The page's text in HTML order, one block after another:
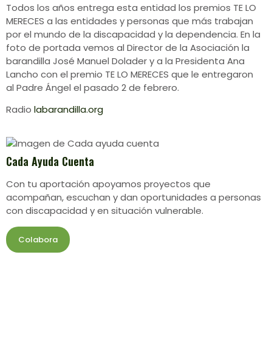
Todos los años entrega esta entidad los premios TE LO
MERECES a las entidades y personas que más trabajan
por el mundo de la discapacidad y la dependencia. En la
foto de portada vemos al Director de la Asociación la
barandilla José Manuel Dolader y a la Presidenta Ana
Lancho con el premio TE LO MERECES que le entregaron
al Padre Ángel el pasado 2 de febrero.
Radio labarandilla.org
Cada Ayuda Cuenta
Con tu aportación apoyamos proyectos que
acompañan, escuchan y dan oportunidades a personas
con discapacidad y en situación vulnerable.
Colabora